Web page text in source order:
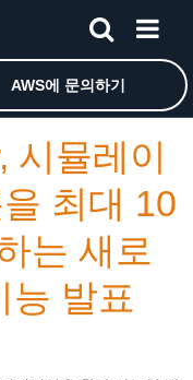
로 돌아가려면 여기를 클
AWS에 문의하기
뮬레이
최대 10
는 새로
능 발표